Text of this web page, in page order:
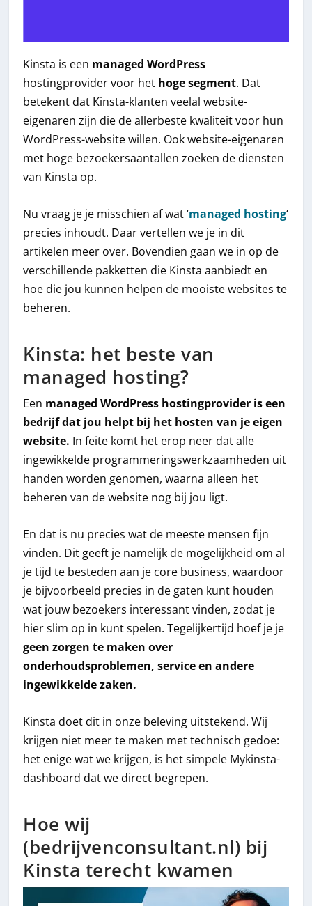
Kinsta is een managed WordPress
hostingprovider voor het hoge segment. Dat
betekent dat Kinsta-klanten veelal website-
eigenaren zijn die de allerbeste kwaliteit voor hun
WordPress-website willen. Ook website-eigenaren
met hoge bezoekersaantallen zoeken de diensten
van Kinsta op.
Nu vraag je je misschien af wat ‘managed hosting‘
precies inhoudt. Daar vertellen we je in dit
artikelen meer over. Bovendien gaan we in op de
verschillende pakketten die Kinsta aanbiedt en
hoe die jou kunnen helpen de mooiste websites te
beheren.
Kinsta: het beste van
managed hosting?
Een managed WordPress hostingprovider is een
bedrijf dat jou helpt bij het hosten van je eigen
website. In feite komt het erop neer dat alle
ingewikkelde programmeringswerkzaamheden uit
handen worden genomen, waarna alleen het
beheren van de website nog bij jou ligt.
En dat is nu precies wat de meeste mensen fijn
vinden. Dit geeft je namelijk de mogelijkheid om al
je tijd te besteden aan je core business, waardoor
je bijvoorbeeld precies in de gaten kunt houden
wat jouw bezoekers interessant vinden, zodat je
hier slim op in kunt spelen. Tegelijkertijd hoef je je
geen zorgen te maken over
onderhoudsproblemen, service en andere
ingewikkelde zaken.
Kinsta doet dit in onze beleving uitstekend. Wij
krijgen niet meer te maken met technisch gedoe:
het enige wat we krijgen, is het simpele Mykinsta-
dashboard dat we direct begrepen.
Hoe wij
(bedrijvenconsultant.nl) bij
Kinsta terecht kwamen